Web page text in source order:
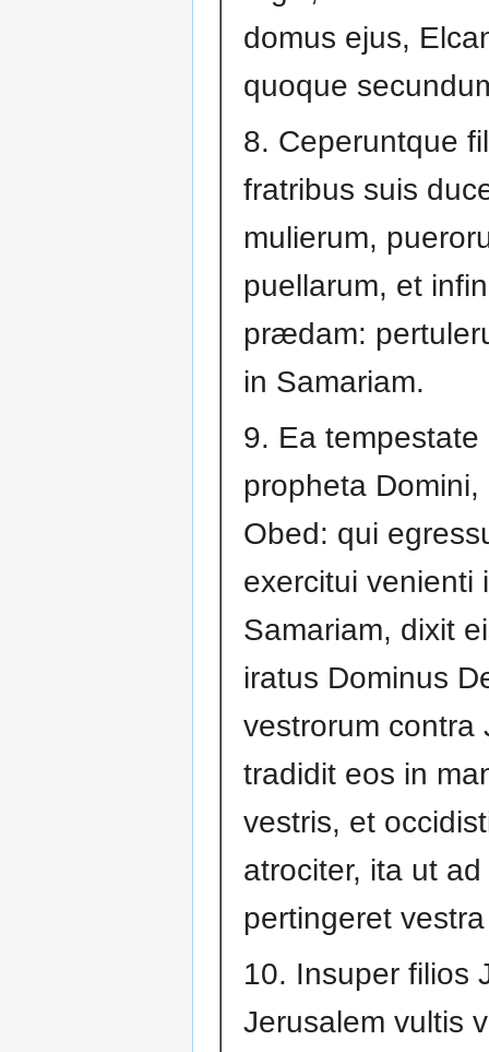
domus ejus,
quoque
8. Ceperuntque
fratribus suis
mulierum,
puellarum, et
prædam:
in Samariam.
9. Ea tempestate
propheta Domini,
Obed: qui
exercitui venienti
Samariam, dixit
iratus Dominus
vestrorum contra
tradidit eos in
vestris, et
atrociter, ita ut
pertingeret
10. Insuper filios
Jerusalem vultis